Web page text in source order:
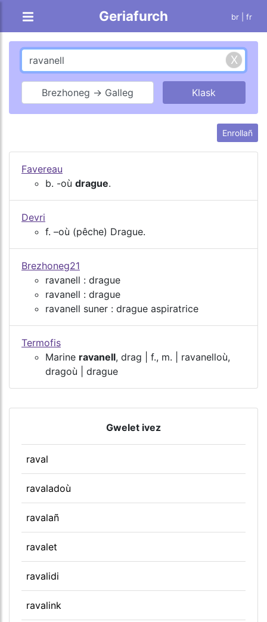
Geriafurch br | fr
Brezhoneg → Galleg
Enrollañ
Favereau
b. -où drague.
Devri
f. –où (pêche) Drague.
Brezhoneg21
ravanell : drague
ravanell : drague
ravanell suner : drague aspiratrice
Termofis
Marine ravanell, drag | f., m. | ravanelloù,
dragoù | drague
Gwelet ivez
raval
ravaladoù
ravalañ
ravalet
ravalidi
ravalink